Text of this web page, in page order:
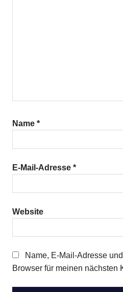
Name *
E-Mail-Adresse *
Website
Name, E-Mail-Adresse
Browser für meinen nächsten